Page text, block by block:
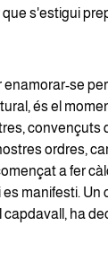
que s'estigui
enamorar-se
és el
convençuts
ordres,
a fer
manifesti. Un
capdavall, ha